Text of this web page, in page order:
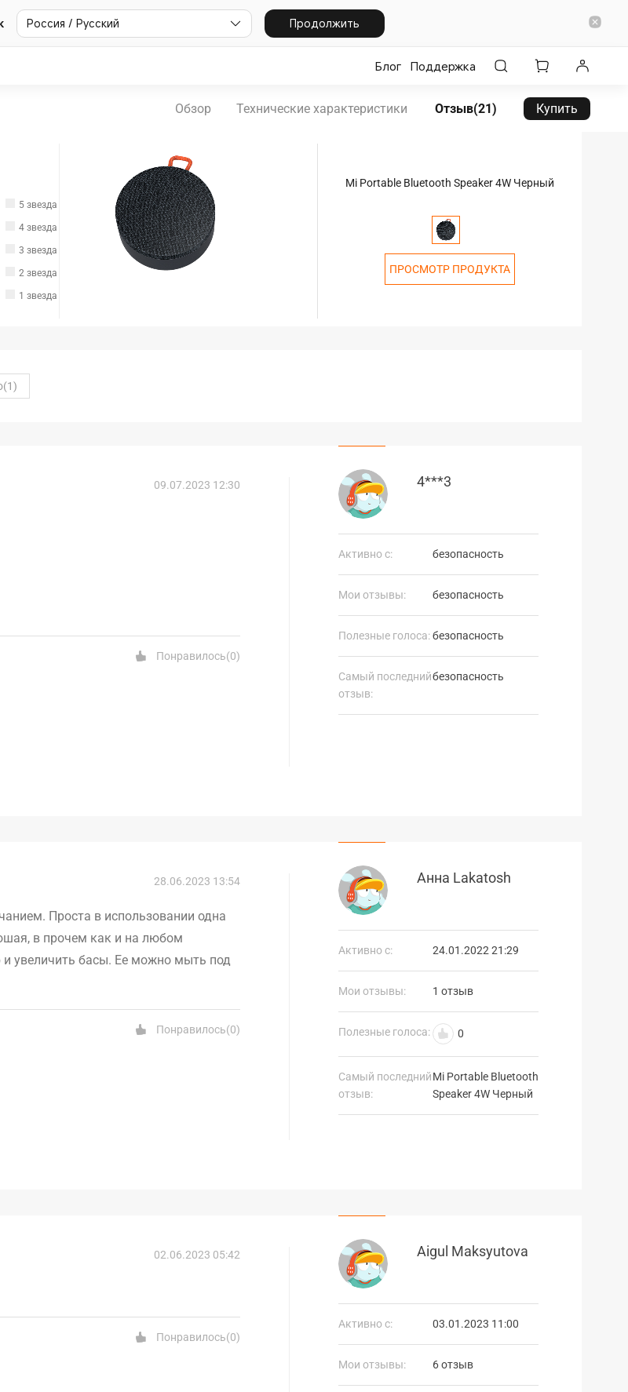
Россия / Русский Продолжить
Блог Поддержка
Обзор Технические характеристики Отзыв(21) Купить
5 звезда
4 звезда
3 звезда
2 звезда
1 звезда
Mi Portable Bluetooth Speaker 4W Черный
ПРОСМОТР ПРОДУКТА
(1)
09.07.2023 12:30
Понравилось(0)
4***3
Активно с: безопасность
Мои отзывы: безопасность
Полезные голоса:безопасность
Самый последний
отзыв:
безопасность
28.06.2023 13:54
Проста в использовании одна
в прочем как и на любом
и увеличить басы. Ее можно мыть под
Понравилось(0)
Анна Lakatosh
Активно с: 24.01.2022 21:29
Мои отзывы: 1 отзыв
Полезные голоса: 0
Самый последний
отзыв:
Mi Portable Bluetooth
Speaker 4W Черный
02.06.2023 05:42
Понравилось(0)
Aigul Maksyutova
Активно с: 03.01.2023 11:00
Мои отзывы: 6 отзыв